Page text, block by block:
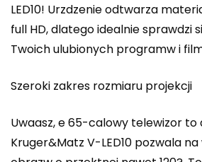
LED10! Urzdzenie odtwarza
full HD, dlatego idealnie sprawdzi
Twoich ulubionych programw i
Szeroki zakres rozmiaru projekcji
Uwaasz, e 65-calowy telewizor to
Kruger&Matz V-LED10 pozwala